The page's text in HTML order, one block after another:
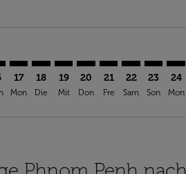
17
Mon
18
Die
19
Mit
20
Don
21
Fre
22
Sam
23
Son
24
Mon